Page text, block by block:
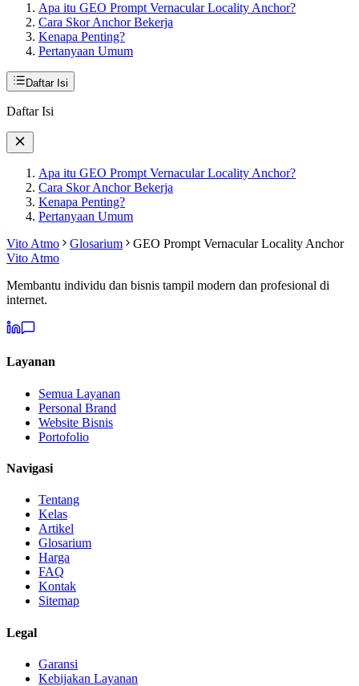
Apa itu GEO Prompt Vernacular Locality Anchor?
Cara Skor Anchor Bekerja
Kenapa Penting?
Pertanyaan Umum
Daftar Isi
Daftar Isi
Apa itu GEO Prompt Vernacular Locality Anchor?
Cara Skor Anchor Bekerja
Kenapa Penting?
Pertanyaan Umum
Vito Atmo
Glosarium
GEO Prompt Vernacular Locality Anchor
Vito Atmo
Membantu individu dan bisnis tampil modern dan profesional di
internet.
Layanan
Semua Layanan
Personal Brand
Website Bisnis
Portofolio
Navigasi
Tentang
Kelas
Artikel
Glosarium
Harga
FAQ
Kontak
Sitemap
Legal
Garansi
Kebijakan Layanan